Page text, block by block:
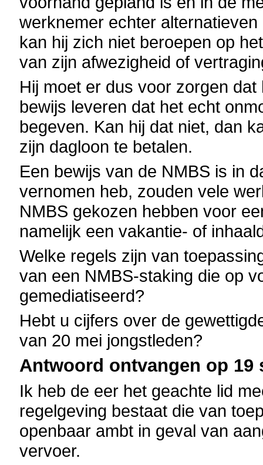
werknemer echter
kan hij zich niet beroepen op
van zijn afwezigheid of
Hij moet er dus voor zorgen
bewijs leveren dat het echt
begeven. Kan hij dat niet, dan
zijn dagloon te betalen.
Een bewijs van de NMBS is in
vernomen heb, zouden vele
NMBS gekozen hebben voor
namelijk een vakantie- of
Welke regels zijn van
van een NMBS-staking die op
gemediatiseerd?
Hebt u cijfers over de
van 20 mei jongstleden?
Antwoord ontvangen op 19
Ik heb de eer het geachte lid
regelgeving bestaat die van
openbaar ambt in geval van
vervoer.